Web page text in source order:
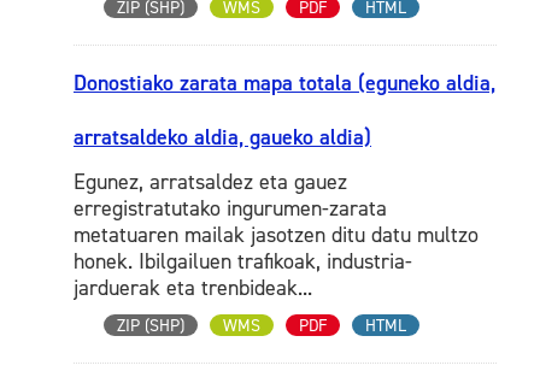
ZIP (SHP) WMS PDF HTML
Donostiako zarata mapa totala (eguneko aldia,
arratsaldeko aldia, gaueko aldia)
Egunez, arratsaldez eta gauez
erregistratutako ingurumen-zarata
metatuaren mailak jasotzen ditu datu multzo
honek. Ibilgailuen trafikoak, industria-
jarduerak eta trenbideak...
ZIP (SHP) WMS PDF HTML